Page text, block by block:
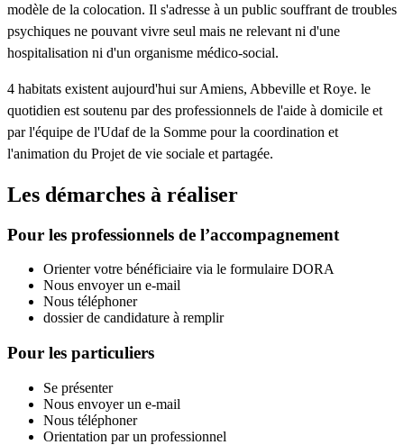
modèle de la colocation. Il s'adresse à un public souffrant de troubles
psychiques ne pouvant vivre seul mais ne relevant ni d'une
hospitalisation ni d'un organisme médico-social.
4 habitats existent aujourd'hui sur Amiens, Abbeville et Roye. le
quotidien est soutenu par des professionnels de l'aide à domicile et
par l'équipe de l'Udaf de la Somme pour la coordination et
l'animation du Projet de vie sociale et partagée.
Les démarches à réaliser
Pour les professionnels de l’accompagnement
Orienter votre bénéficiaire via le formulaire DORA
Nous envoyer un e-mail
Nous téléphoner
dossier de candidature à remplir
Pour les particuliers
Se présenter
Nous envoyer un e-mail
Nous téléphoner
Orientation par un professionnel